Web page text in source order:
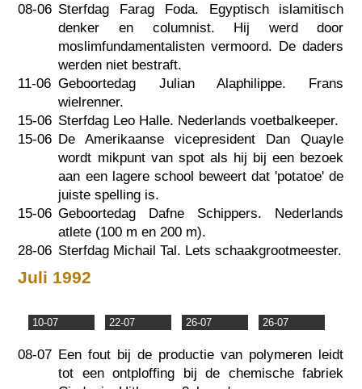
08-06 Sterfdag Farag Foda. Egyptisch islamitisch
denker en columnist. Hij werd door
moslimfundamentalisten vermoord. De daders
werden niet bestraft.
11-06 Geboortedag Julian Alaphilippe. Frans
wielrenner.
15-06 Sterfdag Leo Halle. Nederlands voetbalkeeper.
15-06 De Amerikaanse vicepresident Dan Quayle
wordt mikpunt van spot als hij bij een bezoek
aan een lagere school beweert dat 'potatoe' de
juiste spelling is.
15-06 Geboortedag Dafne Schippers. Nederlands
atlete (100 m en 200 m).
28-06 Sterfdag Michail Tal. Lets schaakgrootmeester.
Juli 1992
10-07 22-07 26-07 26-07
08-07 Een fout bij de productie van polymeren leidt
tot een ontploffing bij de chemische fabriek